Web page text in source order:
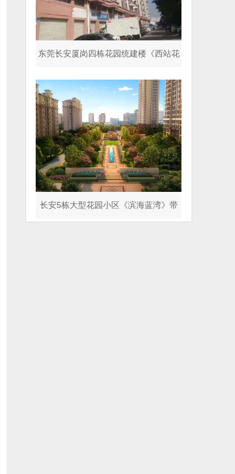
东莞长安厦岗四栋花园统建楼《西站花
园》封闭式小区
长安5栋大型花园小区《滨海蓝湾》带